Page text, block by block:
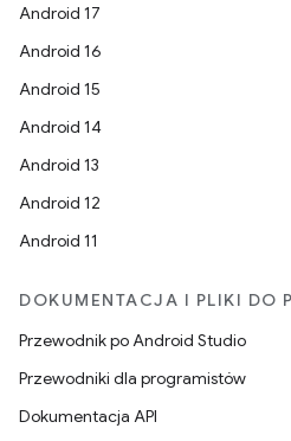
Android 17
Android 16
Android 15
Android 14
Android 13
Android 12
Android 11
DOKUMENTACJA I PLIKI DO
Przewodnik po Android Studio
Przewodniki dla programistów
Dokumentacja API